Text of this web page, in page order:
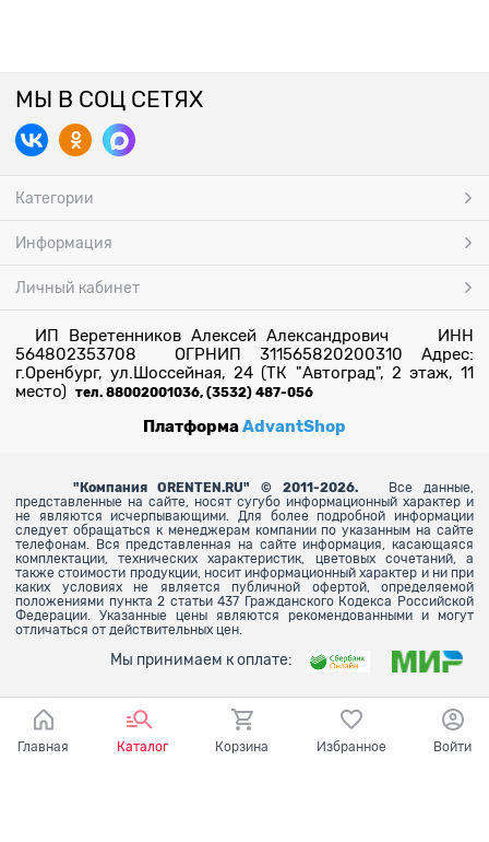
МЫ В СОЦ СЕТЯХ
Категории
Информация
Личный кабинет
ИП Веретенников Алексей Александрович ИНН
564802353708 ОГРНИП 311565820200310 Адрес:
г.Оренбург, ул.Шоссейная, 24 (ТК "Автоград", 2 этаж, 11
место) тел. 88002001036, (3532) 487-056
ПлатформаAdvantShop
" Компания ORENTEN.RU" © 2011-2026.
Все данные,
представленные на сайте, носят сугубо информационный характер и
не являются исчерпывающими. Для более подробной информации
следует обращаться к менеджерам компании по указанным на сайте
телефонам. Вся представленная на сайте информация, касающаяся
комплектации, технических характеристик, цветовых сочетаний, а
также стоимости продукции, носит информационный характер и ни при
каких условиях не является публичной офертой, определяемой
положениями пункта 2 статьи 437 Гражданского Кодекса Российской
Федерации. Указанные цены являются рекомендованными и могут
отличаться от действительных цен.
Мы принимаем к оплате:
Главная Каталог Корзина Избранное Войти